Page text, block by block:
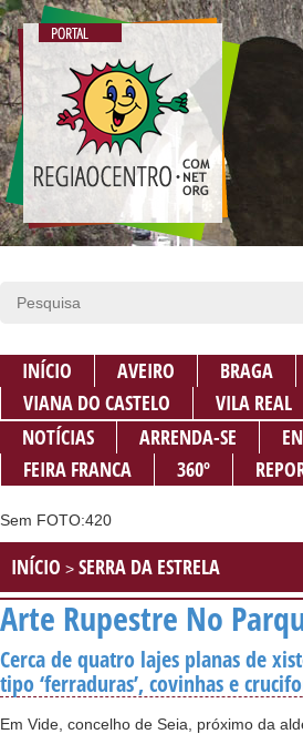
INÍCIO AVEIRO BRAGA
VIANA DO CASTELO
VILA REAL
NOTÍCIAS
ARRENDA-SE
FEIRA FRANCA
360º
Sem FOTO:420
INÍCIO > SERRA DA ESTRELA
Arte Rupestre No
Cerca de quatro lajes planas de
tipo ‘ferraduras’, covinhas e
Em Vide, concelho de Seia, próximo da